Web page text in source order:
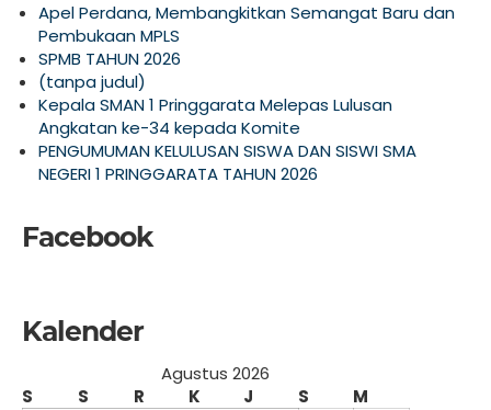
Apel Perdana, Membangkitkan Semangat Baru dan
Pembukaan MPLS
SPMB TAHUN 2026
(tanpa judul)
Kepala SMAN 1 Pringgarata Melepas Lulusan
Angkatan ke-34 kepada Komite
PENGUMUMAN KELULUSAN SISWA DAN SISWI SMA
NEGERI 1 PRINGGARATA TAHUN 2026
Facebook
Kalender
Agustus 2026
S
S R K J S
M